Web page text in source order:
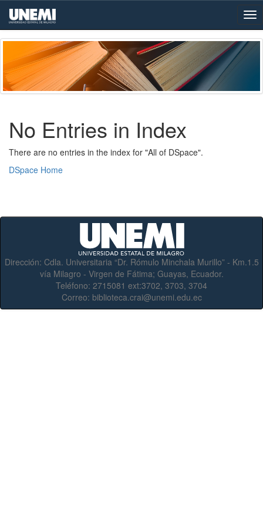
Skip
navigation
No Entries in Index
There are no entries in the index for "All of DSpace".
DSpace Home
Dirección: Cdla. Universitaria “Dr. Rómulo Minchala Murillo” - Km.1.5
vía Milagro - Virgen de Fátima; Guayas, Ecuador.
Teléfono: 2715081 ext:3702, 3703, 3704
Correo: biblioteca.crai@unemi.edu.ec